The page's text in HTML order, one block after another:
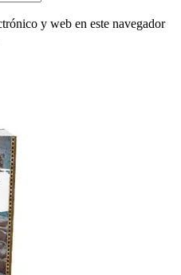
y web en este navegador